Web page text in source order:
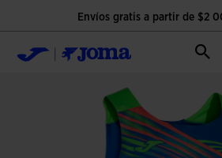
Envíos gratis a partir de $2